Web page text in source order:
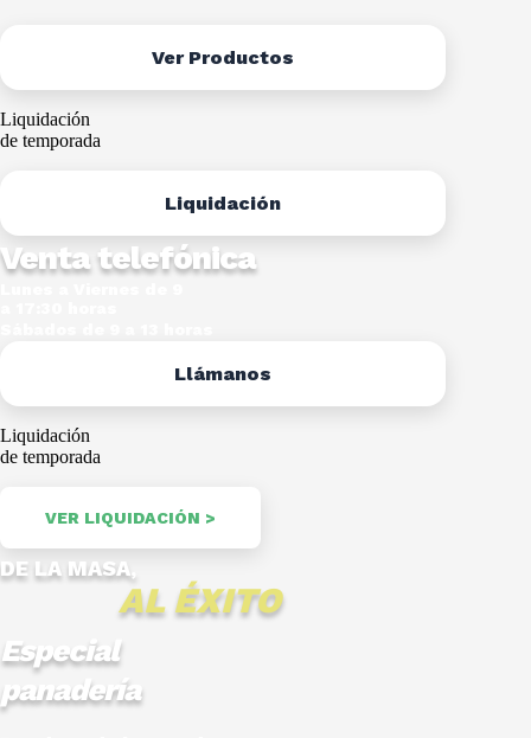
Ver Productos
Liquidación
de temporada
Liquidación
Venta telefónica
Llámanos
Liquidación
de temporada
VER LIQUIDACIÓN >
DE LA MASA,
AL ÉXITO
Especial
panadería